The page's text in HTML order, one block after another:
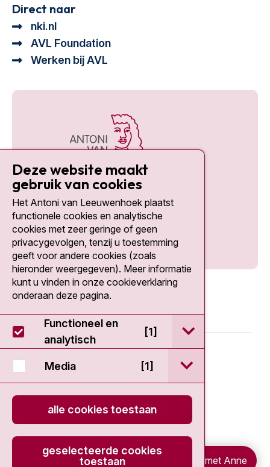
Direct naar
nki.nl
AVL Foundation
Werken bij AVL
Social media
© 2026 - Antoni van Leeuwenhoek
Privacy statement
Cookieverklaring
Deze website maakt
gebruik van cookies
Het Antoni van Leeuwenhoek plaatst
functionele cookies en analytische
cookies met zeer geringe of geen
privacygevolgen, tenzij u toestemming
geeft voor andere cookies (zoals
hieronder weergegeven). Meer informatie
kunt u vinden in onze cookieverklaring
onderaan deze pagina.
Functioneel en
analytisch
[1] open / sluit
Media [1] open / sluit
alle cookies toestaan
geselecteerde cookies
toestaan
Chat met Anne